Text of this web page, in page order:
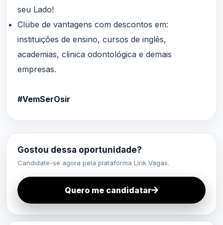
Gostou dessa oportunidade?
Candidate-se agora pela plataforma Link Vagas.
Quero me candidatar
seu Lado!
Clube de vantagens com descontos em:
instituições de ensino, cursos de inglês,
academias, clinica odontológica e demais
empresas.
#VemSerOsir